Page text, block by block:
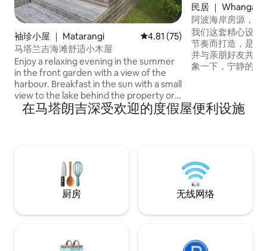
袖珍小屋 ｜ Matarangi 平均评分 4.81 分（满分 5 分）
4.81 (75)
马塔兰吉海滩舒适小木屋
Enjoy a relaxing evening in the summer
in the front garden with a view of the
harbour. Breakfast in the sun with a small
view to the lake behind the property or
enjoy the privacy of your own deck.
Local walks start directly across the road
short walk from the property.
Experience sunsets with walks along the
harbour. Viewing birdlife on a sunlit
morning, short, forest walks.
民居 ｜
阿波海岸房源，
Chums海滩
我们这套精心设计
节奏而打造，是一
并与亲朋好友共度
象一下，宁静的早
普阿海滩（
之遥，是探索纽
地。
在马塔朗吉深受欢迎的度假屋便利设施
厨房 无线网络